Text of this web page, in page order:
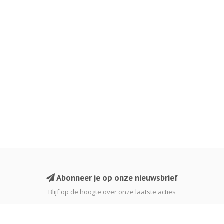
Abonneer je op onze nieuwsbrief
Blijf op de hoogte over onze laatste acties